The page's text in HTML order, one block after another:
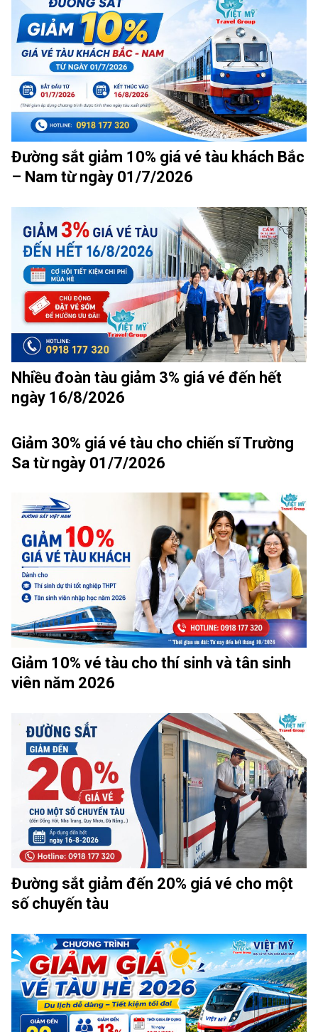
Đường sắt giảm 10% giá vé tàu khách Bắc
– Nam từ ngày 01/7/2026
Nhiều đoàn tàu giảm 3% giá vé đến hết
ngày 16/8/2026
Giảm 30% giá vé tàu cho chiến sĩ Trường
Sa từ ngày 01/7/2026
Giảm 10% vé tàu cho thí sinh và tân sinh
viên năm 2026
Đường sắt giảm đến 20% giá vé cho một
số chuyến tàu